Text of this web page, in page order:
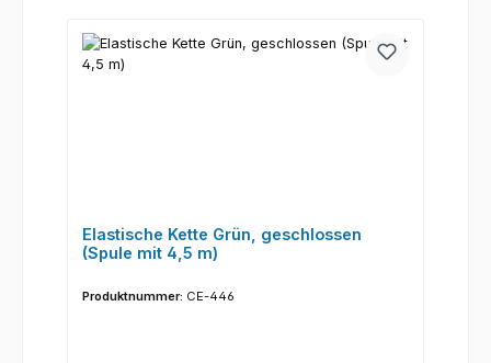
Elastische Kette Grün, geschlossen
(Spule mit 4,5 m)
Produktnummer: CE-446